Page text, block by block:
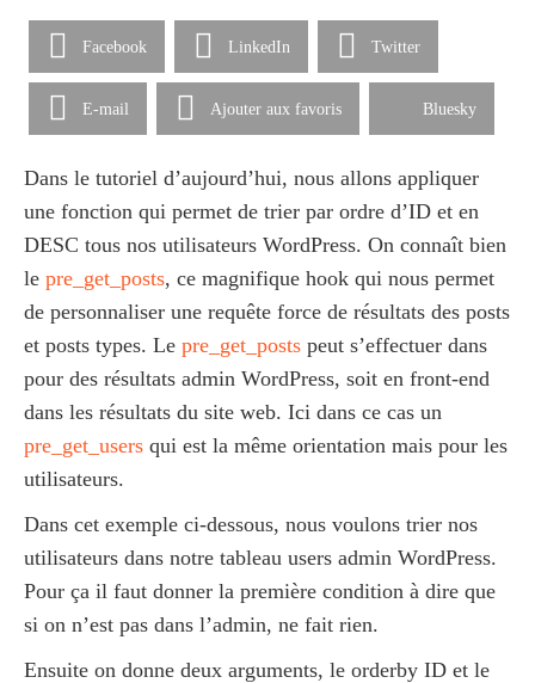
Facebook LinkedIn Twitter
E-mail Ajouter aux favoris Bluesky
Dans le tutoriel d’aujourd’hui, nous allons appliquer
une fonction qui permet de trier par ordre d’ID et en
DESC tous nos utilisateurs WordPress. On connaît bien
le pre_get_posts, ce magnifique hook qui nous permet
de personnaliser une requête force de résultats des posts
et posts types. Le pre_get_posts peut s’effectuer dans
pour des résultats admin WordPress, soit en front-end
dans les résultats du site web. Ici dans ce cas un
pre_get_users qui est la même orientation mais pour les
utilisateurs.
Dans cet exemple ci-dessous, nous voulons trier nos
utilisateurs dans notre tableau users admin WordPress.
Pour ça il faut donner la première condition à dire que
si on n’est pas dans l’admin, ne fait rien.
Ensuite on donne deux arguments, le orderby ID et le